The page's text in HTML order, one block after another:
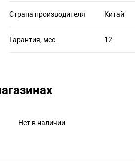
Страна производителя Китай
Гарантия, мес. 12
Нет в наличии